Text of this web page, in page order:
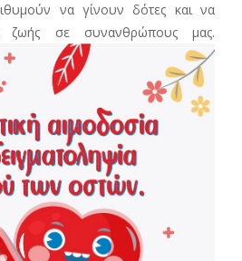
να γίνουν δότες και να
ζωής σε συνανθρώπους μας.